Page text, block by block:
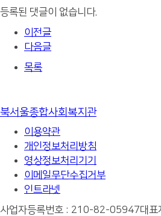
등록된 댓글이 없습니다.
이전글
다음글
목록
북서울종합사회복지관
이용약관
개인정보처리방침
영상정보처리기기
이메일무단수집거부
인트라넷
사업자등록번호 : 210-82-05947대표